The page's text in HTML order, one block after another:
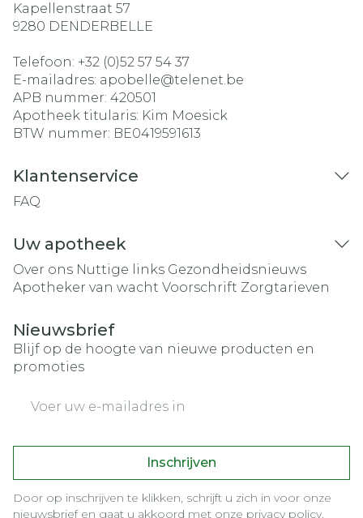
Kapellenstraat 57
9280 DENDERBELLE
Telefoon: +32 (0)52 57 54 37
E-mailadres: apobelle@telenet.be
APB nummer: 420501
Apotheek titularis: Kim Moesick
BTW nummer: BE0419591613
Klantenservice
FAQ
Uw apotheek
Over ons Nuttige links Gezondheidsnieuws
Apotheker van wacht Voorschrift Zorgtarieven
Nieuwsbrief
Blijf op de hoogte van nieuwe producten en
promoties
Inschrijven
Door op inschrijven te klikken, schrijft u zich in voor onze
nieuwsbrief en gaat u akkoord met onze privacy policy.